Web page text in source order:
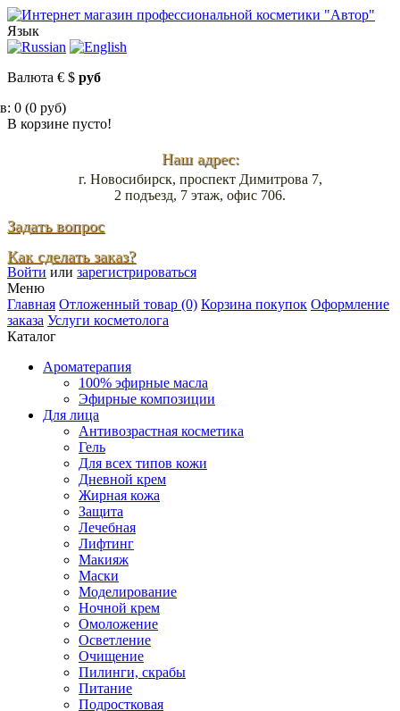
Язык
Валюта € $ руб
0 (0 руб)
В корзине пусто!
Наш адрес:
г. Новосибирск, проспект Димитрова 7,
2 подъезд, 7 этаж, офис 706.
Задать вопрос
Как сделать заказ?
Войти или зарегистрироваться
Меню
Главная Отложенный товар (0) Корзина покупок Оформление
заказа Услуги косметолога
Каталог
Ароматерапия
100% эфирные масла
Эфирные композиции
Для лица
Антивозрастная косметика
Гель
Для всех типов кожи
Дневной крем
Жирная кожа
Защита
Лечебная
Лифтинг
Макияж
Маски
Моделирование
Ночной крем
Омоложение
Осветление
Очищение
Пилинги, скрабы
Питание
Подростковая